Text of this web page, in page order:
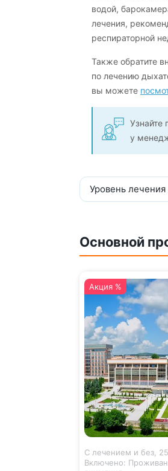
водой,
лечения,
респираторной
Также обратите
по лечению
вы можете
Узнайте
у
Уровень лечения
Основной
Акция %
С лечением и без,
Включено: